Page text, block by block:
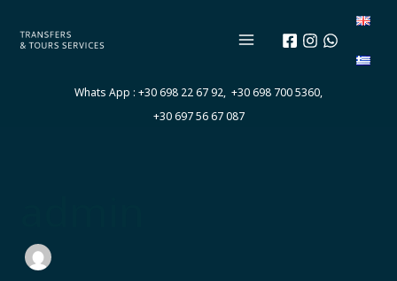
στο
Whats App : +30 698 22 67 92, +30 698 700 5360,
+30 697 56 67 087
για: